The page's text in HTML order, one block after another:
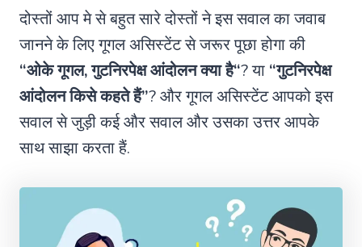
दोस्तों आप मे से बहुत सारे दोस्तों ने इस सवाल का जवाब
जानने के लिए गूगल असिस्टेंट से जरूर पूछा होगा की
“ओके गूगल,गुटनिरपेक्ष आंदोलन क्या है“? या “गुटनिरपेक्ष
आंदोलन किसे कहते हैं”? और गूगल असिस्टेंट आपको इस
सवाल से जुड़ी कई और सवाल और उसका उत्तर आपके
साथ साझा करता हैं.